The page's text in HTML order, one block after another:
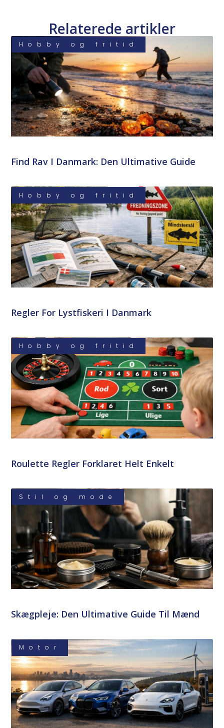
Relaterede artikler
Hobby og fritid
Find Rav I Danmark: Den Ultimative Guide
Hobby og fritid
Regler For Lystfiskeri I Danmark
Hobby og fritid
Roulette Regler Forklaret Helt Enkelt
Stil og mode
Skægpleje: Den Ultimative Guide Til Mænd
Motor